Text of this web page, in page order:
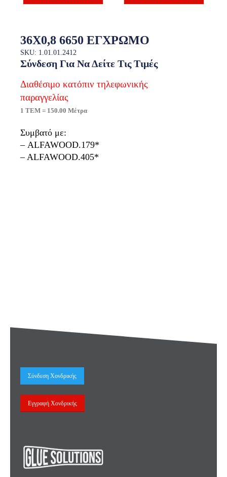
36X0,8 6650 ΕΓΧΡΩΜΟ
SKU: 1.01.01.2412
Σύνδεση Για Να Δείτε Τις Τιμές
Διαθέσιμο κατόπιν τηλεφωνικής
παραγγελίας
1 ΤΕΜ = 150.00 Μέτρα
Συμβατό με:
– ALFAWOOD.179*
– ALFAWOOD.405*
Σύνδεση Χονδρικής
Εγγραφή Χονδρικής